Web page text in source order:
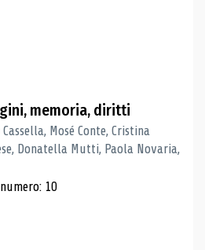
memoria, diritti
Mosé Conte, Cristina
Donatella Mutti, Paola Novaria,
10